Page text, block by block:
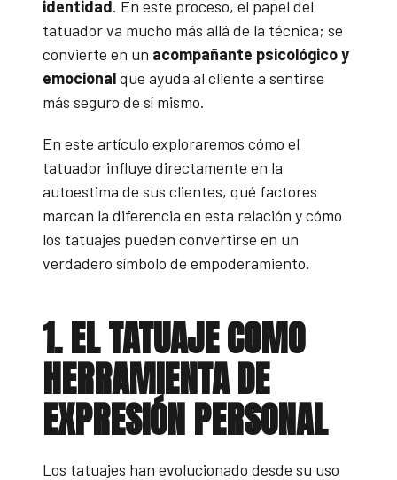
identidad. En este proceso, el papel del
tatuador va mucho más allá de la técnica; se
convierte en un acompañante psicológico y
emocionalque ayuda al cliente a sentirse
más seguro de sí mismo.
En este artículo exploraremos cómo el
tatuador influye directamente en la
autoestima de sus clientes, qué factores
marcan la diferencia en esta relación y cómo
los tatuajes pueden convertirse en un
verdadero símbolo de empoderamiento.
1. EL TATUAJE COMO
HERRAMIENTA DE
EXPRESIÓN PERSONAL
Los tatuajes han evolucionado desde su uso